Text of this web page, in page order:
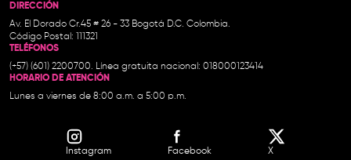
DIRECCIÓN
Av. El Dorado Cr.45 # 26 - 33 Bogotá D.C. Colombia.
Código Postal: 111321
TELÉFONOS
(+57) (601) 2200700. Línea gratuita nacional: 018000123414
HORARIO DE ATENCIÓN
Lunes a viernes de 8:00 a.m. a 5:00 p.m.
Instagram Facebook X